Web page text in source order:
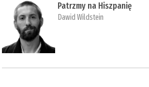
Patrzmy na Hiszpanię
Dawid Wildstein